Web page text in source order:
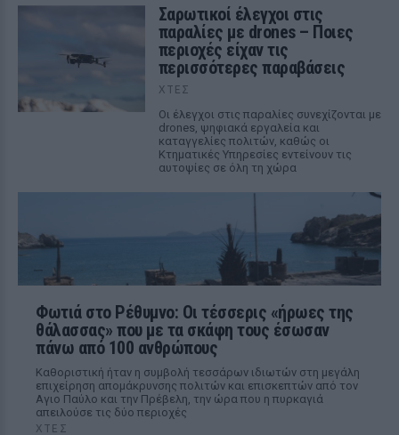
Σαρωτικοί έλεγχοι στις
παραλίες με drones – Ποιες
περιοχές είχαν τις
περισσότερες παραβάσεις
ΧΤΕΣ
Οι έλεγχοι στις παραλίες συνεχίζονται με
drones, ψηφιακά εργαλεία και
καταγγελίες πολιτών, καθώς οι
Κτηματικές Υπηρεσίες εντείνουν τις
αυτοψίες σε όλη τη χώρα
Φωτιά στο Ρέθυμνο: Οι τέσσερις «ήρωες της
θάλασσας» που με τα σκάφη τους έσωσαν
πάνω από 100 ανθρώπους
Καθοριστική ήταν η συμβολή τεσσάρων ιδιωτών στη μεγάλη
επιχείρηση απομάκρυνσης πολιτών και επισκεπτών από τον
Αγιο Παύλο και την Πρέβελη, την ώρα που η πυρκαγιά
απειλούσε τις δύο περιοχές
ΧΤΕΣ